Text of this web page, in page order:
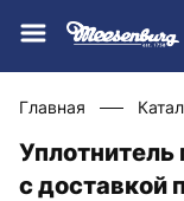
Главная
с доставкой